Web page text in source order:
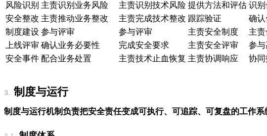
风险识别 主责识别业务风险 主责识别技术风险 提供方法和评估 识
安全整改 主责推动业务整改 主责完成技术整改 跟踪验证 确
制度建设 参与评审 参与评审 主责安全制度 主
上线评审 确认业务必要性 完成安全要求 主责安全评审 参
安全事件 配合业务处置 主责技术止血恢复 主责协调响应 协
制度与运行
制度与运行机制负责把安全责任变成可执行、可追踪、可复盘的工作系